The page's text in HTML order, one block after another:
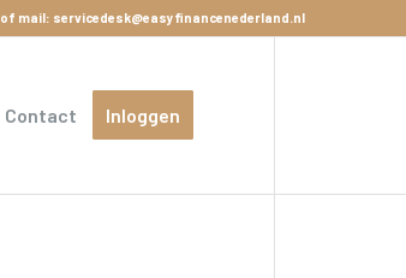
of mail: servicedesk@easyfinancenederland.nl
Contact Inloggen